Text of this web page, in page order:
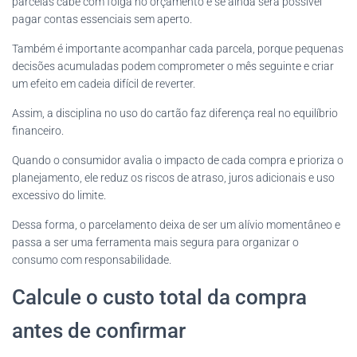
pagar contas essenciais sem aperto.
Também é importante acompanhar cada parcela, porque pequenas
decisões acumuladas podem comprometer o mês seguinte e criar
um efeito em cadeia difícil de reverter.
Assim, a disciplina no uso do cartão faz diferença real no equilíbrio
financeiro.
Quando o consumidor avalia o impacto de cada compra e prioriza o
planejamento, ele reduz os riscos de atraso, juros adicionais e uso
excessivo do limite.
Dessa forma, o parcelamento deixa de ser um alívio momentâneo e
passa a ser uma ferramenta mais segura para organizar o
consumo com responsabilidade.
Calcule o custo total da compra
antes de confirmar